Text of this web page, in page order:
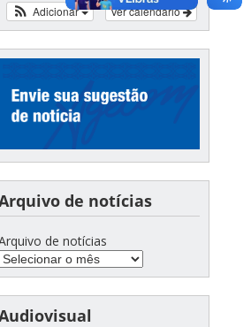
Ver calendário
Adicionar
de notícias
de notícias